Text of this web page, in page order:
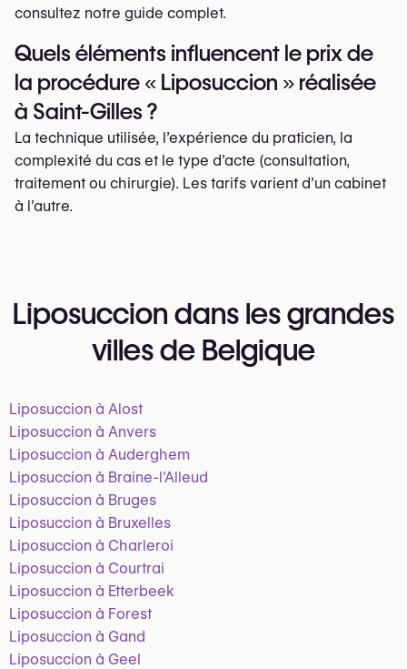
consultez notre guide complet.
Quels éléments influencent le prix de
la procédure « Liposuccion » réalisée
à Saint-Gilles ?
La technique utilisée, l’expérience du praticien, la
complexité du cas et le type d’acte (consultation,
traitement ou chirurgie). Les tarifs varient d’un cabinet
à l’autre.
Liposuccion dans les grandes
villes de Belgique
Liposuccion à Alost
Liposuccion à Anvers
Liposuccion à Auderghem
Liposuccion à Braine-l'Alleud
Liposuccion à Bruges
Liposuccion à Bruxelles
Liposuccion à Charleroi
Liposuccion à Courtrai
Liposuccion à Etterbeek
Liposuccion à Forest
Liposuccion à Gand
Liposuccion à Geel